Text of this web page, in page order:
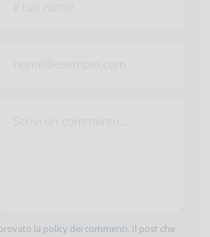
la policy dei commenti. Il post che